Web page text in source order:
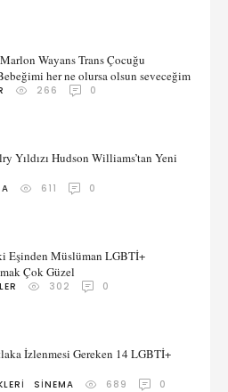
Wayans Trans Çocuğu
her ne olursa olsun seveceğim
266 0
Yıldızı Hudson Williams’tan Yeni
611 0
Eşinden Müslüman LGBTİ+
Çok Güzel
302 0
İzlenmesi Gereken 14 LGBTİ+
SINEMA 689 0